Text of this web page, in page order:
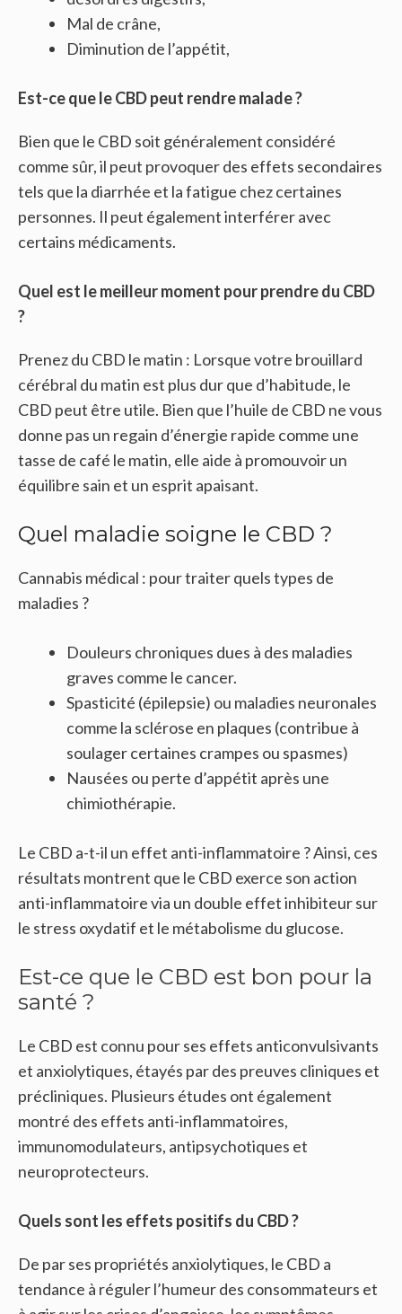
Mal de crâne,
Diminution de l’appétit,
Est-ce que le CBD peut rendre malade ?
Bien que le CBD soit généralement considéré
comme sûr, il peut provoquer des effets secondaires
tels que la diarrhée et la fatigue chez certaines
personnes. Il peut également interférer avec
certains médicaments.
Quel est le meilleur moment pour prendre du CBD
?
Prenez du CBD le matin : Lorsque votre brouillard
cérébral du matin est plus dur que d’habitude, le
CBD peut être utile. Bien que l’huile de CBD ne vous
donne pas un regain d’énergie rapide comme une
tasse de café le matin, elle aide à promouvoir un
équilibre sain et un esprit apaisant.
Quel maladie soigne le CBD ?
Cannabis médical : pour traiter quels types de
maladies ?
Douleurs chroniques dues à des maladies
graves comme le cancer.
Spasticité (épilepsie) ou maladies neuronales
comme la sclérose en plaques (contribue à
soulager certaines crampes ou spasmes)
Nausées ou perte d’appétit après une
chimiothérapie.
Le CBD a-t-il un effet anti-inflammatoire ? Ainsi, ces
résultats montrent que le CBD exerce son action
anti-inflammatoire via un double effet inhibiteur sur
le stress oxydatif et le métabolisme du glucose.
Est-ce que le CBD est bon pour la
santé ?
Le CBD est connu pour ses effets anticonvulsivants
et anxiolytiques, étayés par des preuves cliniques et
précliniques. Plusieurs études ont également
montré des effets anti-inflammatoires,
immunomodulateurs, antipsychotiques et
neuroprotecteurs.
Quels sont les effets positifs du CBD ?
De par ses propriétés anxiolytiques, le CBD a
tendance à réguler l’humeur des consommateurs et